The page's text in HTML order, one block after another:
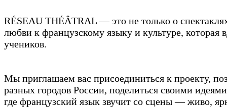
RÉSEAU THÉÂTRAL — это не только о
любви к французскому языку и культуре, которая
учеников.
Мы приглашаем вас присоединиться к проекту,
разных городов России, поделиться своими
где французский язык звучит со сцены — живо,